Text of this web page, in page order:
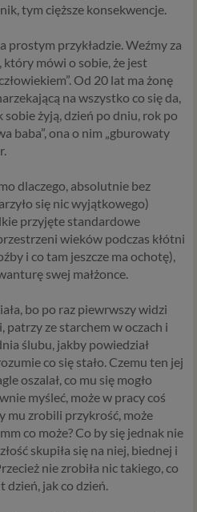
tym cięższe konsekwencje.
prostym przykładzie. Weźmy za
który mówi o sobie, że jest
Od 20 lat ma żonę
na wszystko co się da,
żyją, dzień po dniu, rok po
baba”, ona o nim „gburowaty
dlaczego, absolutnie bez
się nic wyjątkowego)
przyjęte standardowe
wieków podczas kłótni
i co tam jeszcze ma ochotę),
swej małżonce.
bo po raz piewrwszy widzi
patrzy ze starchem w oczach i
ślubu, jakby powiedział
co się stało. Czemu ten jej
oszalał, co mu się mogło
myśleć, może w pracy coś
mu zrobili przykrość, może
co może? Co by się jednak nie
skupiła się na niej, biednej i
nie zrobiła nic takiego, co
dzień, jak co dzień.